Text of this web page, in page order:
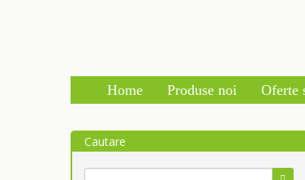
Home Produse noi Oferte
Cautare